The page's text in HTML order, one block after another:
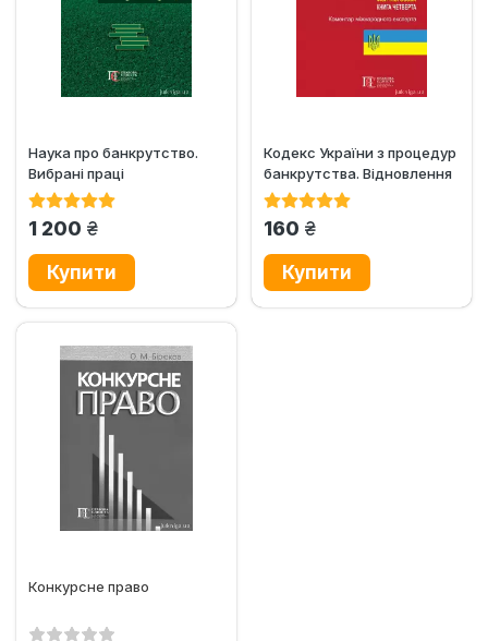
Наука про банкрутство.
Вибрані праці
1 200 грн.
Кодекс України з процедур
банкрутства. Відновлення
платоспроможності...
160 грн.
Конкурсне право